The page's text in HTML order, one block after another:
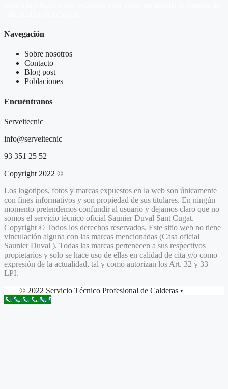
Navegación
Sobre nosotros
Contacto
Blog post
Poblaciones
Encuéntranos
Serveitecnic
info@serveitecnic​
93 351 25 52
Copyright 2022 ©
Los logotipos, fotos y marcas expuestos en la web son únicamente
con fines informativos y son propiedad de sus titulares. En ningún
momento pretendemos confundir al usuario y dejamos claro que no
somos el servicio técnico oficial Saunier Duval Sant Cugat.
Copyright © Todos los derechos reservados. Este sitio web no tiene
vinculación alguna con las marcas mencionadas (Casa oficial
Saunier Duval ). Todas las marcas pertenecen a sus respectivos
propietarios y solo se hace uso de ellas en calidad de cita y/o como
expresión de la actualidad, tal y como autorizan los Art. 32 y 33
LPI.
© 2022 Servicio Técnico Profesional de Calderas •
Llámanos aquí